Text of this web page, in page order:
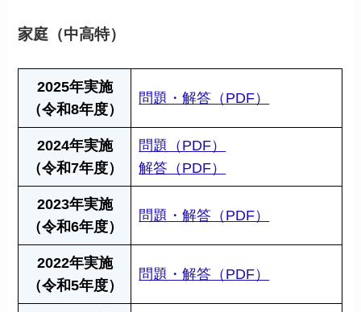
家庭（中高特）
2025年実施
（令和8年度）
問題・解答（PDF）
2024年実施
（令和7年度）
問題（PDF）
解答（PDF）
2023年実施
（令和6年度）
問題・解答（PDF）
2022年実施
（令和5年度）
問題・解答（PDF）